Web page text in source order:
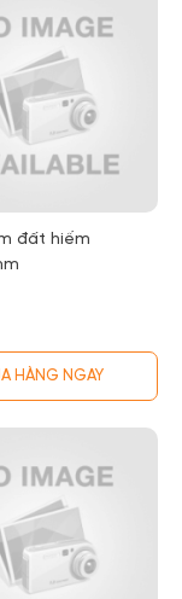
đất hiếm
HÀNG NGAY